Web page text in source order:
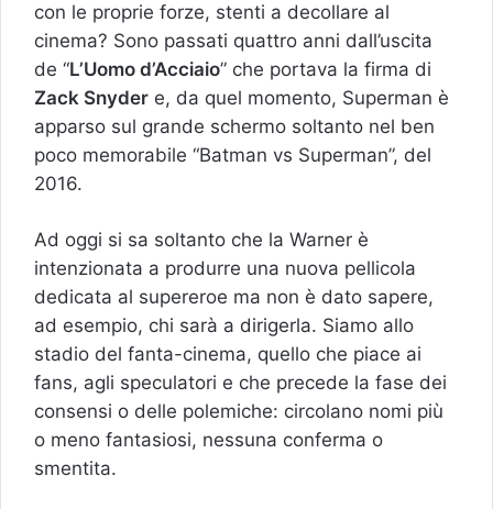
con le proprie forze, stenti a decollare al
cinema? Sono passati quattro anni dall’uscita
de “L’Uomo d’Acciaio” che portava la firma di
Zack Snyder e, da quel momento, Superman è
apparso sul grande schermo soltanto nel ben
poco memorabile “Batman vs Superman”, del
2016.
Ad oggi si sa soltanto che la Warner è
intenzionata a produrre una nuova pellicola
dedicata al supereroe ma non è dato sapere,
ad esempio, chi sarà a dirigerla. Siamo allo
stadio del fanta-cinema, quello che piace ai
fans, agli speculatori e che precede la fase dei
consensi o delle polemiche: circolano nomi più
o meno fantasiosi, nessuna conferma o
smentita.